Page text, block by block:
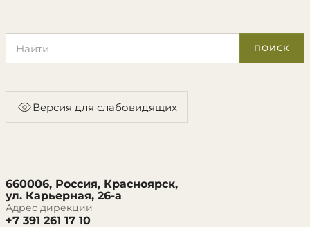
ПОИСК
Версия для слабовидящих
660006, Россия, Красноярск,
ул. Карьерная, 26-а
Адрес дирекции
+7 391 261 17 10